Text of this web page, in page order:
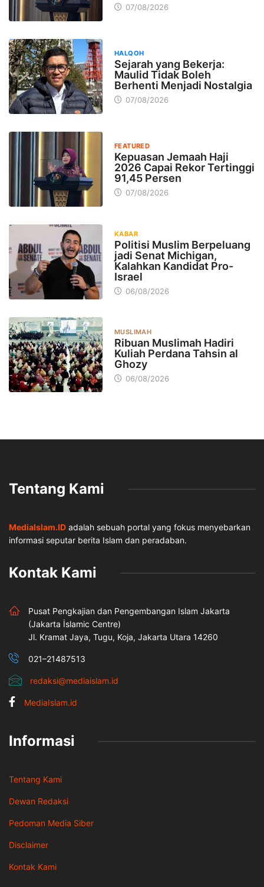
07/08/2026
HALQOH
Sejarah yang Bekerja:
Maulid Tidak Boleh
Berhenti Menjadi Nostalgia
07/08/2026
FEATURED
Kepuasan Jemaah Haji
2026 Capai Rekor Tertinggi
91,45 Persen
07/08/2026
KABAR
Politisi Muslim Berpeluang
jadi Senat Michigan,
Kalahkan Kandidat Pro-
Israel
06/08/2026
MUSLIMAH
Ribuan Muslimah Hadiri
Kuliah Perdana Tahsin al
Ghozy
06/08/2026
Tentang Kami
MediaIslam.ID adalah sebuah portal yang fokus menyebarkan
informasi seputar berita Islam dan peradaban.
Kontak Kami
Pusat Pengkajian dan Pengembangan Islam Jakarta
(Jakarta İslamic Centre)
Jl. Kramat Jaya, Tugu, Koja, Jakarta Utara 14260
021–21487513
redaksi@mediaislam.id
MediaIslam.id
Informasi
Tentang Kami
Dewan Redaksi
Pedoman Media Siber
Disclaimer
Kontak Kami